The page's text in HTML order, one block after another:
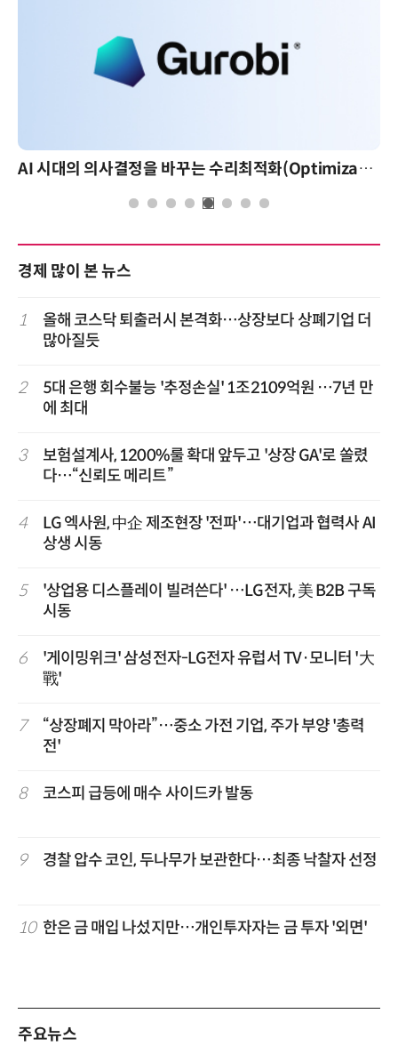
AI 시대의 의사결정을 바꾸는 수리최적화(Optimization): 실제 산업 적용 사례와 활용 전략
경제 많이 본 뉴스
1
올해 코스닥 퇴출러시 본격화…상장보다 상폐기업 더
많아질듯
2
5대 은행 회수불능 '추정손실' 1조2109억원 …7년 만
에 최대
3
보험설계사, 1200%룰 확대 앞두고 '상장 GA'로 쏠렸
다…“신뢰도 메리트”
4
LG 엑사원, 中企 제조현장 '전파'…대기업과 협력사 AI
상생 시동
5
'상업용 디스플레이 빌려쓴다' …LG전자, 美 B2B 구독
시동
6
'게이밍위크' 삼성전자-LG전자 유럽서 TV·모니터 '大
戰'
7
“상장폐지 막아라”…중소 가전 기업, 주가 부양 '총력
전'
8 코스피 급등에 매수 사이드카 발동
9 경찰 압수 코인, 두나무가 보관한다…최종 낙찰자 선정
10 한은 금 매입 나섰지만…개인투자자는 금 투자 '외면'
주요뉴스